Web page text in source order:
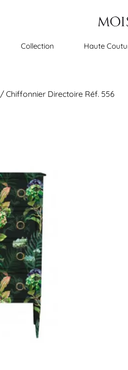
Collection Haute
/ Chiffonnier Directoire Réf. 556